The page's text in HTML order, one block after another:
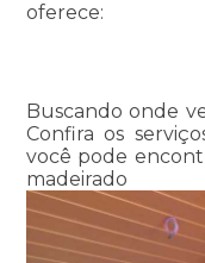
oferece:
Buscando onde
Confira os
você pode
madeirado